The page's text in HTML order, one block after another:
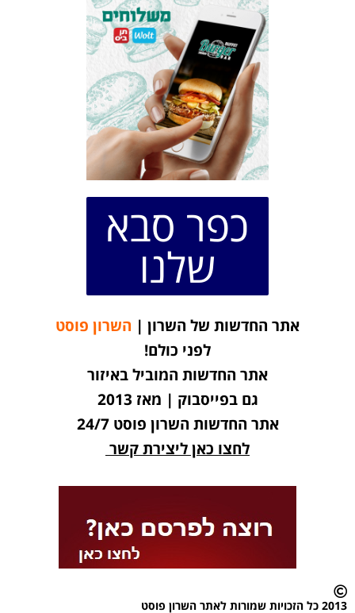
כפר סבא
שלנו
אתר החדשות של השרון | השרון פוסט
לפני כולם!
אתר החדשות המוביל באיזור
גם בפייסבוק | מאז 2013
אתר החדשות השרון פוסט 24/7
לחצו כאן ליצירת קשר
2013 כל הזכויות שמורות לאתר השרון פוסט